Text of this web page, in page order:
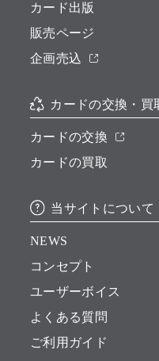
カード出版
販売ページ
企画売込
カードの交換・買
カードの交換
カードの買取
当サイトについて
NEWS
コンセプト
ユーザーボイス
よくある質問
ご利用ガイド